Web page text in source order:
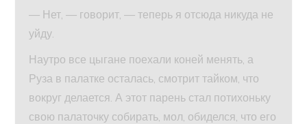
— Нет, — говорит, — теперь я отсюда никуда не
уйду.
Наутро все цыгане поехали коней менять, а
Руза в палатке осталась, смотрит тайком, что
вокруг делается. А этот парень стал потихоньку
свою палаточку собирать, мол, обиделся, что его